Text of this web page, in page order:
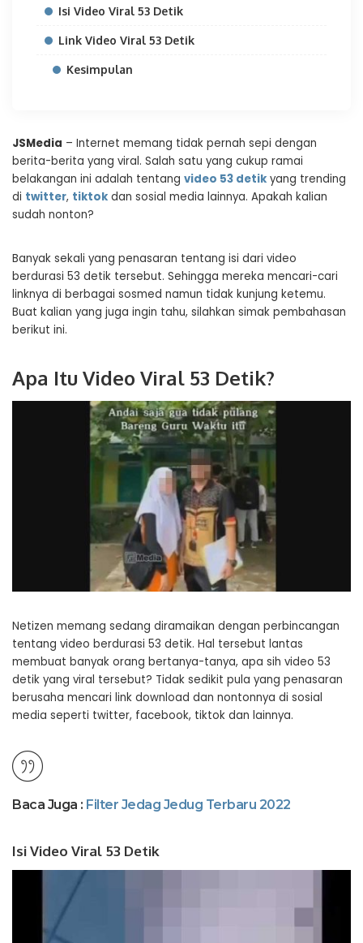
Isi Video Viral 53 Detik
Link Video Viral 53 Detik
Kesimpulan
JSMedia – Internet memang tidak pernah sepi dengan
berita-berita yang viral. Salah satu yang cukup ramai
belakangan ini adalah tentang video 53 detik yang trending
di twitter, tiktok dan sosial media lainnya. Apakah kalian
sudah nonton?
Banyak sekali yang penasaran tentang isi dari video
berdurasi 53 detik tersebut. Sehingga mereka mencari-cari
linknya di berbagai sosmed namun tidak kunjung ketemu.
Buat kalian yang juga ingin tahu, silahkan simak pembahasan
berikut ini.
Apa Itu Video Viral 53 Detik?
Netizen memang sedang diramaikan dengan perbincangan
tentang video berdurasi 53 detik. Hal tersebut lantas
membuat banyak orang bertanya-tanya, apa sih video 53
detik yang viral tersebut? Tidak sedikit pula yang penasaran
berusaha mencari link download dan nontonnya di sosial
media seperti twitter, facebook, tiktok dan lainnya.
Baca Juga : Filter Jedag Jedug Terbaru 2022
Isi Video Viral 53 Detik